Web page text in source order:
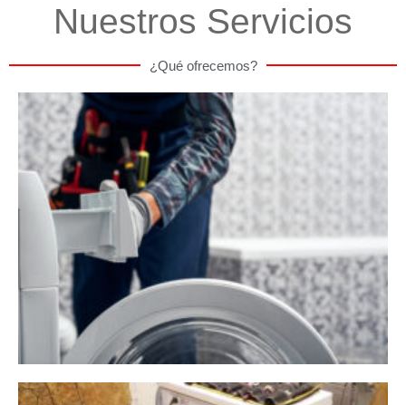
Nuestros Servicios
¿Qué ofrecemos?